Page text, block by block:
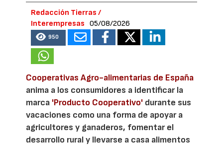
Redacción Tierras /
Interempresas
05/08/2026
950
Cooperativas Agro-alimentarias de España
anima a los consumidores a identificar la
marca 'Producto Cooperativo' durante sus
vacaciones como una forma de apoyar a
agricultores y ganaderos, fomentar el
desarrollo rural y llevarse a casa alimentos